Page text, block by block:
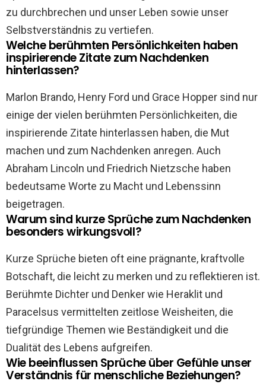
zu durchbrechen und unser Leben sowie unser
Selbstverständnis zu vertiefen.
Welche berühmten Persönlichkeiten haben
inspirierende Zitate zum Nachdenken
hinterlassen?
Marlon Brando, Henry Ford und Grace Hopper sind nur
einige der vielen berühmten Persönlichkeiten, die
inspirierende Zitate hinterlassen haben, die Mut
machen und zum Nachdenken anregen. Auch
Abraham Lincoln und Friedrich Nietzsche haben
bedeutsame Worte zu Macht und Lebenssinn
beigetragen.
Warum sind kurze Sprüche zum Nachdenken
besonders wirkungsvoll?
Kurze Sprüche bieten oft eine prägnante, kraftvolle
Botschaft, die leicht zu merken und zu reflektieren ist.
Berühmte Dichter und Denker wie Heraklit und
Paracelsus vermittelten zeitlose Weisheiten, die
tiefgründige Themen wie Beständigkeit und die
Dualität des Lebens aufgreifen.
Wie beeinflussen Sprüche über Gefühle unser
Verständnis für menschliche Beziehungen?